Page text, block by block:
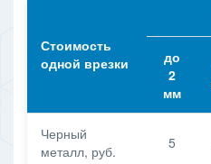
Стоимость
одной врезки
до
2
мм
Черный
металл, руб.
5